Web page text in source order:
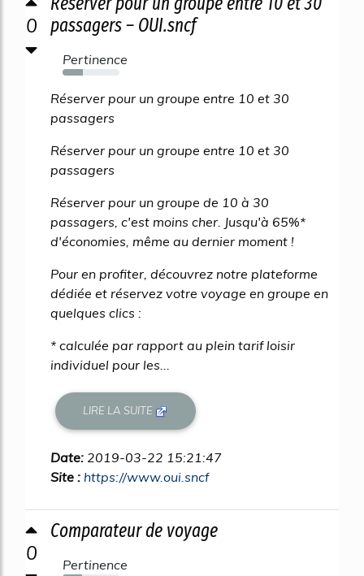
0
passagers – OUI.sncf
Pertinence
35%
Réserver pour un groupe entre 10 et 30
passagers
Réserver pour un groupe entre 10 et 30
passagers
Réserver pour un groupe de 10 à 30
passagers, c'est moins cher. Jusqu'à 65%*
d'économies, même au dernier moment !
Pour en profiter, découvrez notre plateforme
dédiée et réservez votre voyage en groupe en
quelques clics :
* calculée par rapport au plein tarif loisir
individuel pour les...
LIRE LA SUITE
Date: 2019-03-22 15:21:47
Site : https://www.oui.sncf
0
Comparateur de voyage
Pertinence